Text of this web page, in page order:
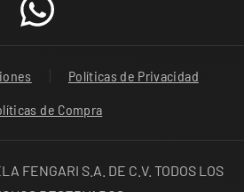
Políticas de Privacidad
de Compra
FENGARI S.A. DE C.V. TODOS LOS